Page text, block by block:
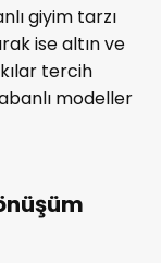
giyim tarzı
ise altın ve
tercih
modeller